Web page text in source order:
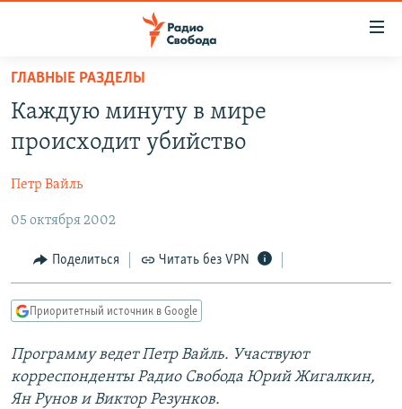
упрощенного
доступа
основному
Вернутся
главной
навигации
Вернутся
поиску
ПОДКАСТЫ
АВТОРСКИЕ ПРОЕКТЫ
ЦИТАТЫ СВОБОДЫ
МНЕНИЯ
КУЛЬТУРА
IDEL.РЕАЛИИ
КАВКАЗ.РЕАЛИИ
СЕВЕР.РЕАЛИИ
СИБИРЬ.РЕАЛИИ
ГЛАВНЫЕ РАЗДЕЛЫ
Каждую минуту в мире
происходит убийство
Петр Вайль
05 октября 2002
Поделиться Читать без VPN
Приоритетный источник в Google
Программу ведет Петр Вайль. Участвуют
корреспонденты Радио Свобода Юрий Жигалкин,
Ян Рунов и Виктор Резунков.